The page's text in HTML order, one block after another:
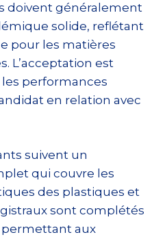
doivent généralement
solide, reflétant
pour les matières
L’acceptation est
performances
en relation avec
suivent un
qui couvre les
des plastiques et
sont complétés
permettant aux